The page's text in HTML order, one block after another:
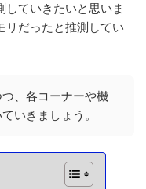
ていきたいと思いま
リだったと推測してい
、各コーナーや機
いきましょう。